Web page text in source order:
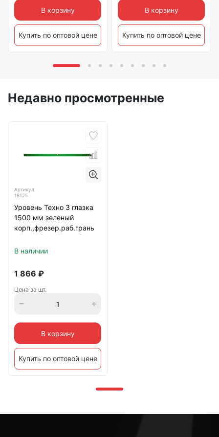
В корзину
Купить по оптовой цене
В корзину
Купить по оптовой цене
Недавно просмотренные
Артикул
18125
Уровень Техно 3 глазка
1500 мм зеленый
корп.,фрезер.раб.грань
В наличии
1 866 ₽
Цена за шт.
В корзину
Купить по оптовой цене